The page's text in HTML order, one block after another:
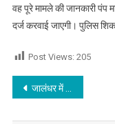
वह पूरे मामले की जानकारी पंप
दर्ज करवाई जाएगी। पुलिस
Post Views: 205
Post
जालंधर में अतिक्रमण के खिलाफ संयुक्त ऑपरेशन, निगम और पुलिस ने दिखाई सख्ती